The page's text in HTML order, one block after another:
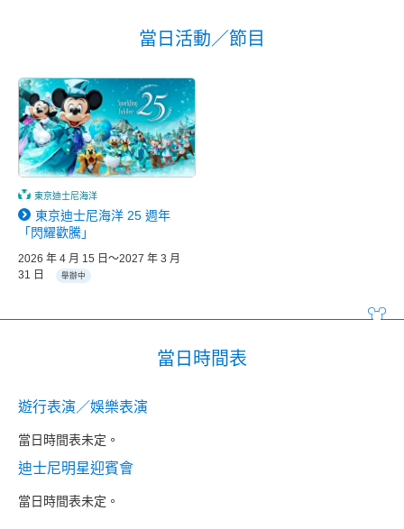
當日活動／節目
東京迪士尼海洋
東京迪士尼海洋 25 週年
「閃耀歡騰」
2026 年 4 月 15 日～2027 年 3 月
31 日
舉辦中
當日時間表
遊行表演／娛樂表演
當日時間表未定。
迪士尼明星迎賓會
當日時間表未定。